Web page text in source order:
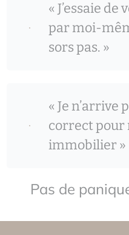
« J’essaie
par moi-
sors pas. »
« Je n’arrive
correct pour
immobilier »
Pas de